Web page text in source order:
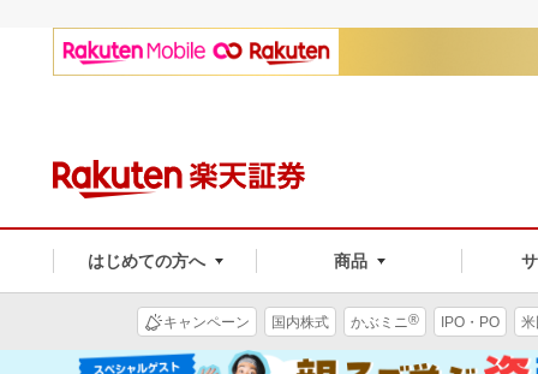
はじめての方へ 商品
キャンペーン 国内株式 かぶミニ® IPO・PO